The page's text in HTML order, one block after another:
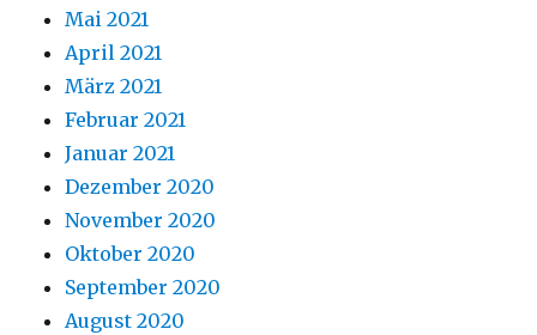
Mai 2021
April 2021
März 2021
Februar 2021
Januar 2021
Dezember 2020
November 2020
Oktober 2020
September 2020
August 2020